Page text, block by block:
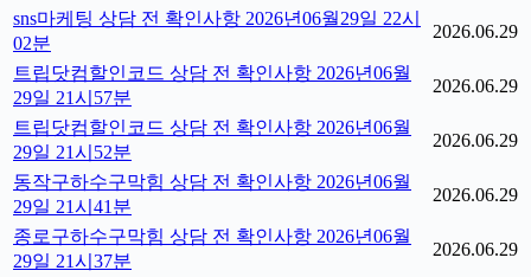
sns마케팅 상담 전 확인사항 2026년06월29일 22시
02분
2026.06.29
트립닷컴할인코드 상담 전 확인사항 2026년06월
29일 21시57분
2026.06.29
트립닷컴할인코드 상담 전 확인사항 2026년06월
29일 21시52분
2026.06.29
동작구하수구막힘 상담 전 확인사항 2026년06월
29일 21시41분
2026.06.29
종로구하수구막힘 상담 전 확인사항 2026년06월
29일 21시37분
2026.06.29